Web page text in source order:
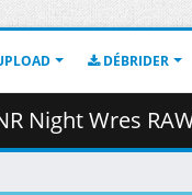
DÉBRIDER
Night Wres